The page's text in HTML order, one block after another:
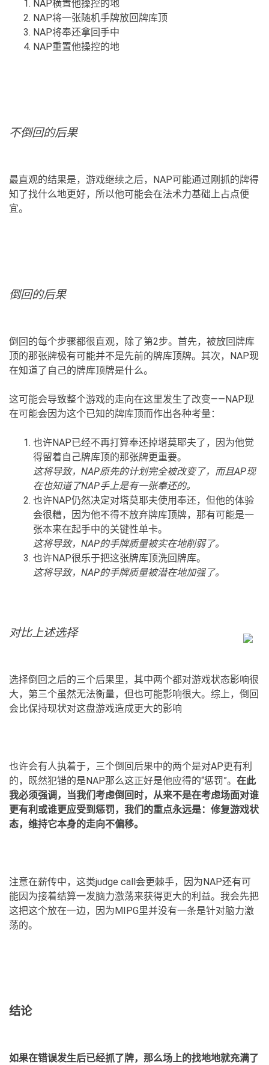
NAP横置他操控的地
NAP将一张随机手牌放回牌库顶
NAP将奉还拿回手中
NAP重置他操控的地
不倒回的后果
最直观的结果是，游戏继续之后，NAP可能通过刚抓的牌得
知了找什么地更好，所以他可能会在法术力基础上占点便
宜。
倒回的后果
倒回的每个步骤都很直观，除了第2步。首先，被放回牌库
顶的那张牌极有可能并不是先前的牌库顶牌。其次，NAP现
在知道了自己的牌库顶牌是什么。
这可能会导致整个游戏的走向在这里发生了改变——NAP现
在可能会因为这个已知的牌库顶而作出各种考量：
也许NAP已经不再打算奉还掉塔莫耶夫了，因为他觉
得留着自己牌库顶的那张牌更重要。
这将导致，NAP原先的计划完全被改变了，而且AP现
在也知道了NAP手上是有一张奉还的。
也许NAP仍然决定对塔莫耶夫使用奉还，但他的体验
会很糟，因为他不得不放弃牌库顶牌，那有可能是一
张本来在起手中的关键性单卡。
这将导致，NAP的手牌质量被实在地削弱了。
也许NAP很乐于把这张牌库顶洗回牌库。
这将导致，NAP的手牌质量被潜在地加强了。
对比上述选择
选择倒回之后的三个后果里，其中两个都对游戏状态影响很
大，第三个虽然无法衡量，但也可能影响很大。综上，倒回
会比保持现状对这盘游戏造成更大的影响
也许会有人执着于，三个倒回后果中的两个是对AP更有利
的，既然犯错的是NAP那么这正好是他应得的“惩罚”。 在此
我必须强调，当我们考虑倒回时，从来不是在考虑场面对谁
更有利或谁更应受到惩罚，我们的重点永远是：修复游戏状
态，维持它本身的走向不偏移。
注意在薪传中，这类judge call会更棘手，因为NAP还有可
能因为接着结算一发脑力激荡来获得更大的利益。我会先把
这把这个放在一边，因为MIPG里并没有一条是针对脑力激
荡的。
结论
如果在错误发生后已经抓了牌，那么场上的找地地就充满了